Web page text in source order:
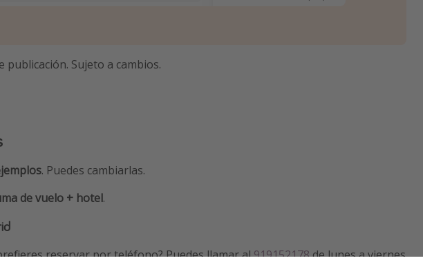
publicación. Sujeto a cambios.
. Puedes cambiarlas.
de vuelo + hotel.
reservar por teléfono? Puedes llamar al919152178de lunes a viernes